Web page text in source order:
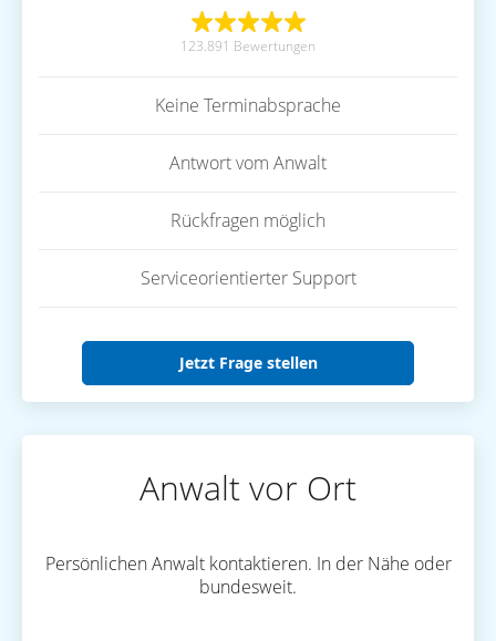
123.891 Bewertungen
Keine Terminabsprache
Antwort vom Anwalt
Rückfragen möglich
Serviceorientierter Support
Jetzt Frage stellen
Anwalt vor Ort
Persönlichen Anwalt kontaktieren. In der Nähe oder
bundesweit.